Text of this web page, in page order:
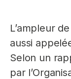
L’ampleur
aussi
Selon un
par